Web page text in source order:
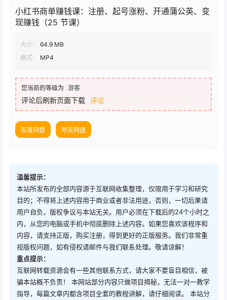
小红书商单赚钱课：注册、起号涨粉、开通蒲公英、变
现赚钱（25 节课）
大小：
64.9 MB
格式：
MP4
您当前的等级为 游客
评论后刷新页面下载 评论
百度网盘 夸克网盘
温馨提示：
本站所发布的全部内容源于互联网收集整理，仅限用于学习和研究
目的；不得将上述内容用于商业或者非法用途，否则，一切后果请
用户自负，版权争议与本站无关。用户必须在下载后的24个小时之
内，从您的电脑或手机中彻底删除上述内容。如果您喜欢该程序和
内容，请支持正版，购买注册，得到更好的正版服务。我们非常重
视版权问题，如有侵权请邮件与我们联系处理。敬请谅解！
重点提示：
互联网转载资源会有一些其他联系方式，请大家不要盲目相信，被
骗本站概不负责！ 本网站部分内容只做项目揭秘，无法一对一教学
指导，每篇文章内都含项目全套的教程讲解，请仔细阅读。 本站分